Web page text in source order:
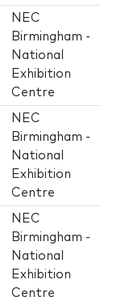
NEC
Birmingham -
National
Exhibition
Centre
NEC
Birmingham -
National
Exhibition
Centre
NEC
Birmingham -
National
Exhibition
Centre